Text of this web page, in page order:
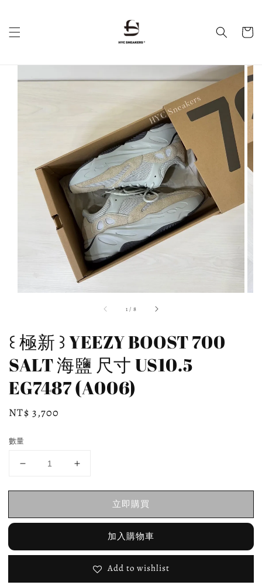
1 / 8
꒰ 極新 ꒱ YEEZY BOOST 700
SALT 海鹽 尺寸 US10.5
EG7487 (A006)
Regular
NT$ 3,700
數量
立即購買
加入購物車
Add to wishlist